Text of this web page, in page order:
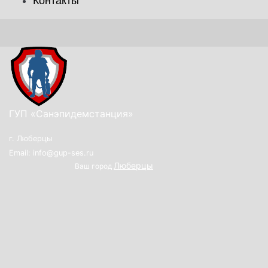
ГУП «Санэпидемстанция»
г. Люберцы
Email: info@gup-ses.ru
Ваш город Люберцы